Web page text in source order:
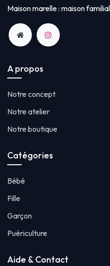
Maison marelle : maison
A propos
Notre concept
Notre atelier
Notre boutique
Catégories
Bébé
Fille
Garçon
Puériculture
Aide & Contact